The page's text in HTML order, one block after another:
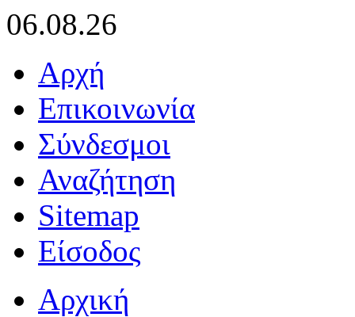
06.08.26
Αρχή
Επικοινωνία
Σύνδεσμοι
Αναζήτηση
Sitemap
Είσοδος
Αρχική